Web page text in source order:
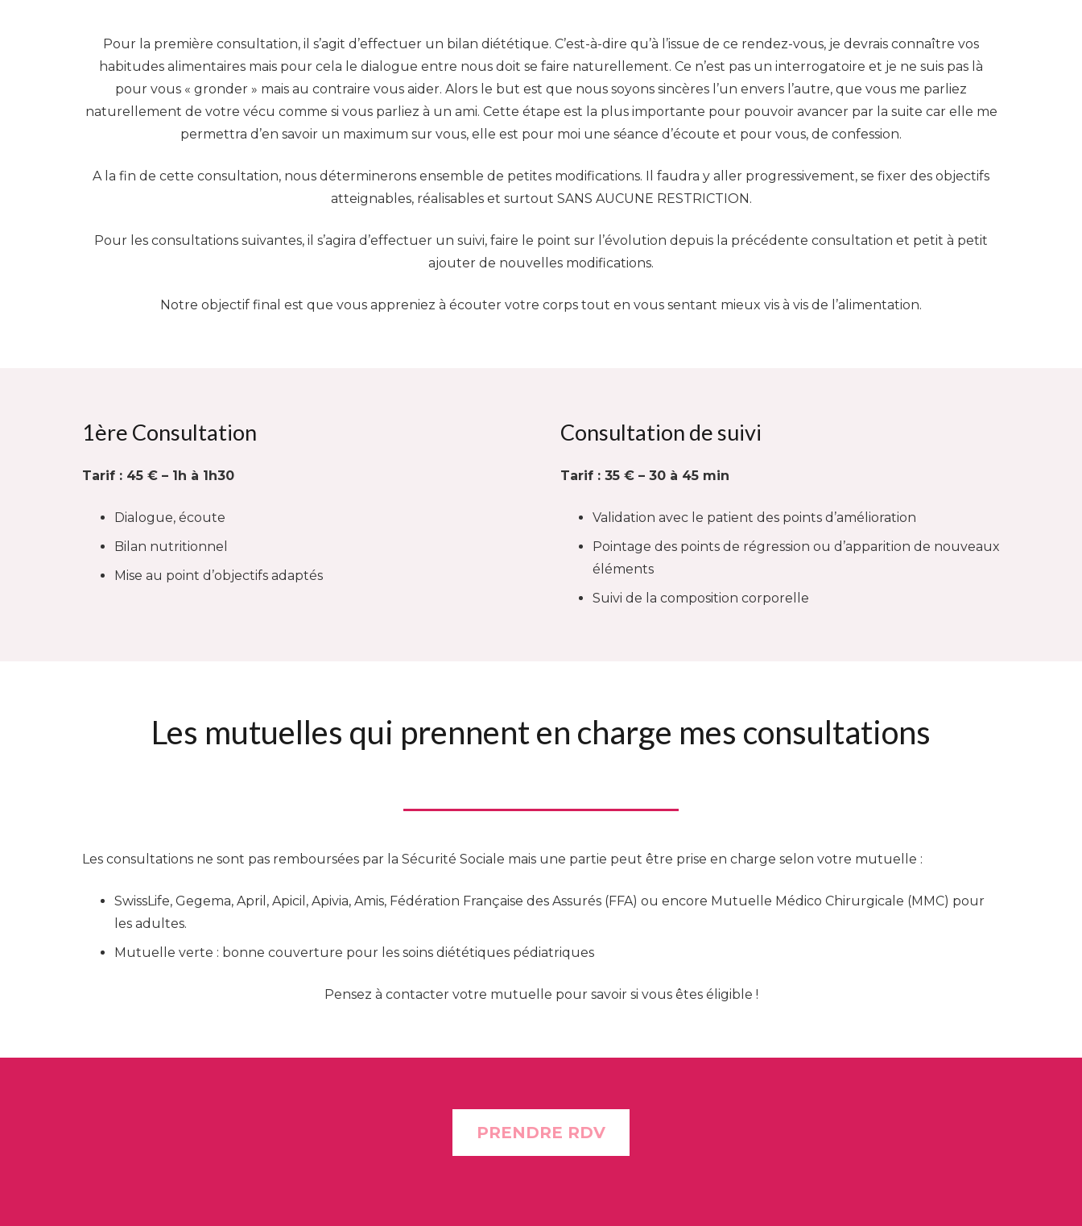
Pour la première consultation, il s’agit d’effectuer un bilan diététique. C’est-à-dire qu’à l’issue de ce rendez-vous, je devrais connaître vos
habitudes alimentaires mais pour cela le dialogue entre nous doit se faire naturellement. Ce n’est pas un interrogatoire et je ne suis pas là
pour vous « gronder » mais au contraire vous aider. Alors le but est que nous soyons sincères l’un envers l’autre, que vous me parliez
naturellement de votre vécu comme si vous parliez à un ami. Cette étape est la plus importante pour pouvoir avancer par la suite car elle me
permettra d’en savoir un maximum sur vous, elle est pour moi une séance d’écoute et pour vous, de confession.
A la fin de cette consultation, nous déterminerons ensemble de petites modifications. Il faudra y aller progressivement, se fixer des objectifs
atteignables, réalisables et surtout SANS AUCUNE RESTRICTION.
Pour les consultations suivantes, il s’agira d’effectuer un suivi, faire le point sur l’évolution depuis la précédente consultation et petit à petit
ajouter de nouvelles modifications.
Notre objectif final est que vous appreniez à écouter votre corps tout en vous sentant mieux vis à vis de l’alimentation.
1ère Consultation
Tarif : 45 € – 1h à 1h30
Dialogue, écoute
Bilan nutritionnel
Mise au point d’objectifs adaptés
Consultation de suivi
Tarif : 35 € – 30 à 45 min
Validation avec le patient des points d’amélioration
Pointage des points de régression ou d’apparition de nouveaux
éléments
Suivi de la composition corporelle
Les mutuelles qui prennent en charge mes consultations
Les consultations ne sont pas remboursées par la Sécurité Sociale mais une partie peut être prise en charge selon votre mutuelle :
SwissLife, Gegema, April, Apicil, Apivia, Amis, Fédération Française des Assurés (FFA) ou encore Mutuelle Médico Chirurgicale (MMC) pour
les adultes.
Mutuelle verte : bonne couverture pour les soins diététiques pédiatriques
Pensez à contacter votre mutuelle pour savoir si vous êtes éligible !
PRENDRE RDV